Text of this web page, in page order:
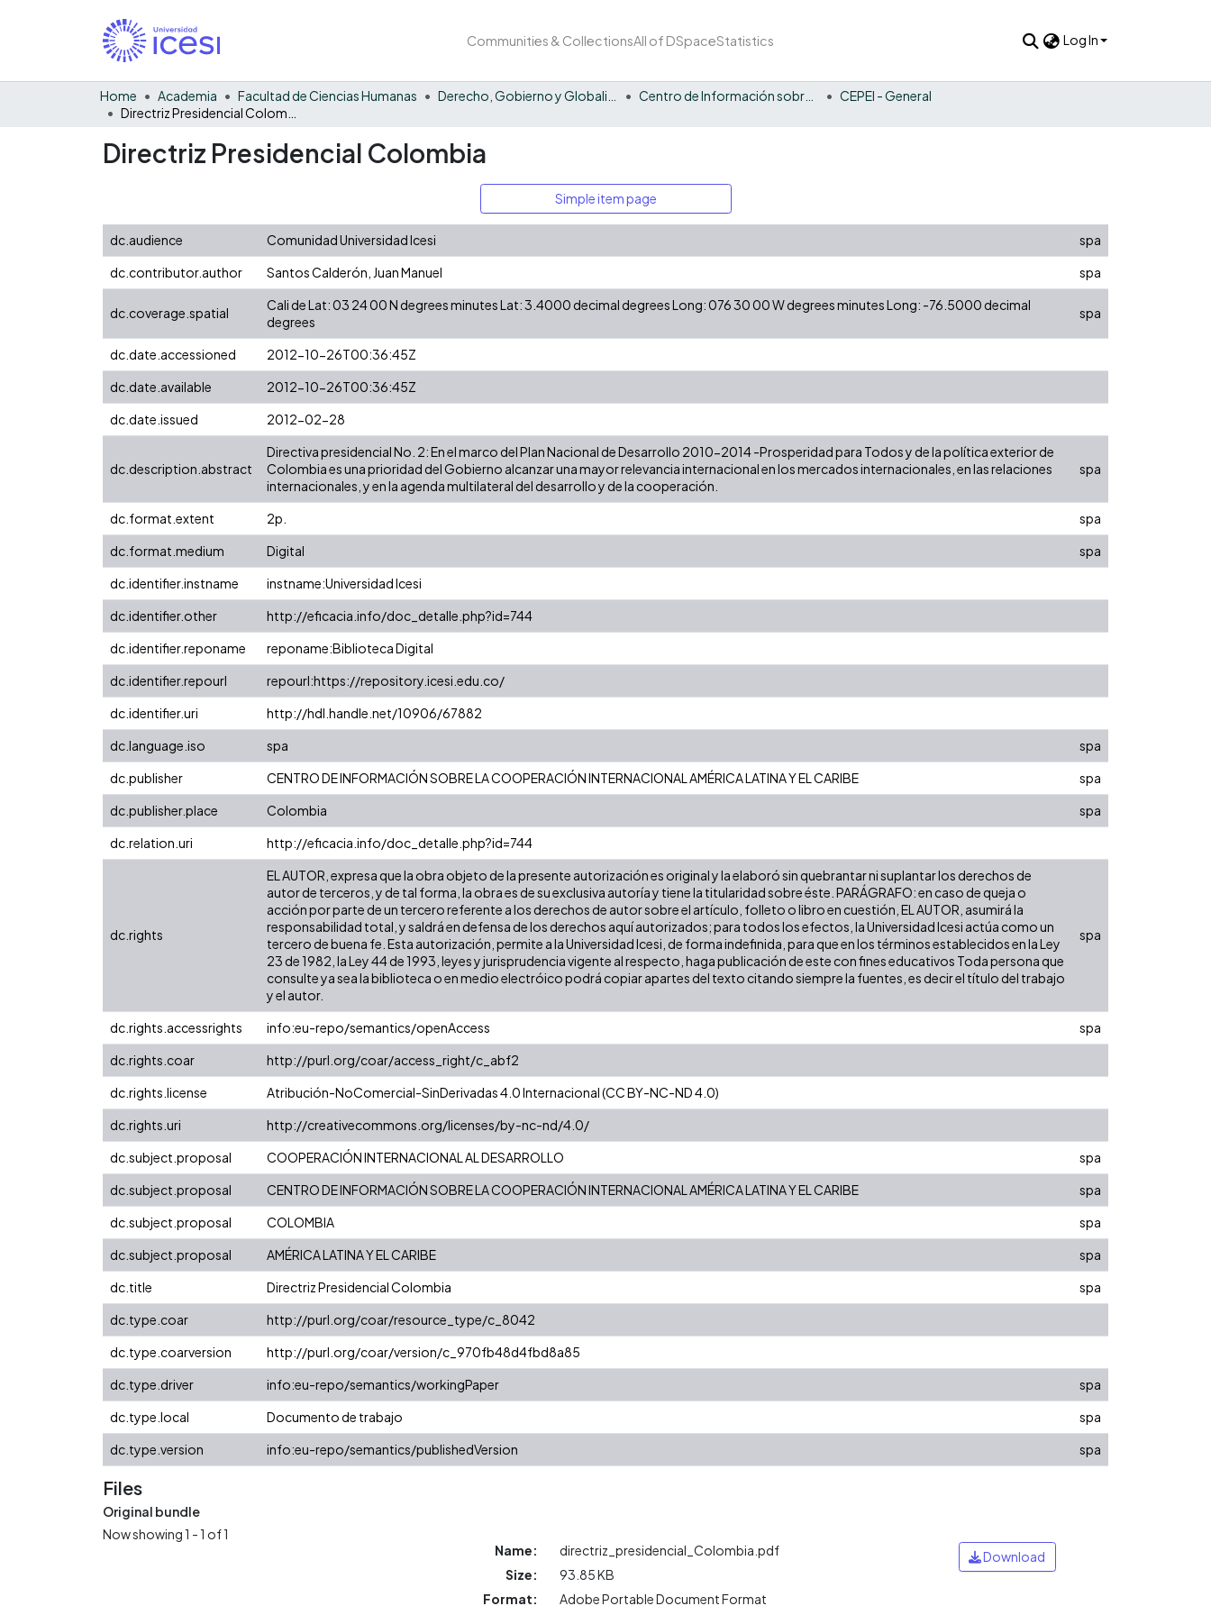
Communities & CollectionsAll of DSpaceStatistics Log In
Home Academia Facultad de Ciencias Humanas
CEPEI - General
Directriz Presidencial Colombia
Simple item page
dc.audience Comunidad Universidad Icesi
spa
dc.contributor.author
Santos Calderón, Juan Manuel spa
dc.coverage.spatial
Cali de Lat: 03 24 00 N degrees minutes Lat: 3.4000 decimal degrees Long: 076 30 00 W degrees minutes Long: -76.5000 decimal
degrees
spa
dc.date.accessioned
2012-10-26T00:36:45Z
dc.date.available
2012-10-26T00:36:45Z
dc.date.issued
2012-02-28
dc.description.abstract
Directiva presidencial No. 2: En el marco del Plan Nacional de Desarrollo 2010-2014 -Prosperidad para Todos y de la política exterior de
Colombia es una prioridad del Gobierno alcanzar una mayor relevancia internacional en los mercados internacionales, en las relaciones
internacionales, y en la agenda multilateral del desarrollo y de la cooperación.
spa
dc.format.extent 2p.
spa
dc.format.medium
Digital
spa
dc.identifier.instname
instname:Universidad Icesi
dc.identifier.other
http://eficacia.info/doc_detalle.php?id=744
dc.identifier.reponame
reponame:Biblioteca Digital
dc.identifier.repourl
repourl:https://repository.icesi.edu.co/
dc.identifier.uri
http://hdl.handle.net/10906/67882
dc.language.iso
spa
spa
dc.publisher
CENTRO DE INFORMACIÓN SOBRE LA COOPERACIÓN INTERNACIONAL AMÉRICA LATINA Y EL CARIBE
spa
dc.publisher.place
Colombia
spa
dc.relation.uri
http://eficacia.info/doc_detalle.php?id=744
dc.rights
EL AUTOR, expresa que la obra objeto de la presente autorización es original y la elaboró sin quebrantar ni suplantar los derechos de
autor de terceros, y de tal forma, la obra es de su exclusiva autoría y tiene la titularidad sobre éste. PARÁGRAFO: en caso de queja o
acción por parte de un tercero referente a los derechos de autor sobre el artículo, folleto o libro en cuestión, EL AUTOR, asumirá la
responsabilidad total, y saldrá en defensa de los derechos aquí autorizados; para todos los efectos, la Universidad Icesi actúa como un
tercero de buena fe. Esta autorización, permite a la Universidad Icesi, de forma indefinida, para que en los términos establecidos en la Ley
23 de 1982, la Ley 44 de 1993, leyes y jurisprudencia vigente al respecto, haga publicación de este con fines educativos Toda persona que
consulte ya sea la biblioteca o en medio electróico podrá copiar apartes del texto citando siempre la fuentes, es decir el título del trabajo
y el autor.
spa
dc.rights.accessrights info:eu-repo/semantics/openAccess
spa
dc.rights.coar
http://purl.org/coar/access_right/c_abf2
dc.rights.license
Atribución-NoComercial-SinDerivadas 4.0 Internacional (CC BY-NC-ND 4.0)
dc.rights.uri
http://creativecommons.org/licenses/by-nc-nd/4.0/
dc.subject.proposal
COOPERACIÓN INTERNACIONAL AL DESARROLLO
spa
dc.subject.proposal
CENTRO DE INFORMACIÓN SOBRE LA COOPERACIÓN INTERNACIONAL AMÉRICA LATINA Y EL CARIBE
spa
dc.subject.proposal
COLOMBIA
spa
dc.subject.proposal
AMÉRICA LATINA Y EL CARIBE
spa
dc.title
Directriz Presidencial Colombia
spa
dc.type.coar
http://purl.org/coar/resource_type/c_8042
dc.type.coarversion
http://purl.org/coar/version/c_970fb48d4fbd8a85
dc.type.driver
info:eu-repo/semantics/workingPaper
spa
dc.type.local
Documento de trabajo
spa
dc.type.version
info:eu-repo/semantics/publishedVersion spa
Files
Original bundle
Now showing1 - 1 of 1
Name:
directriz_presidencial_Colombia.pdf
Size:
93.85 KB
Format:
Adobe Portable Document Format
Download